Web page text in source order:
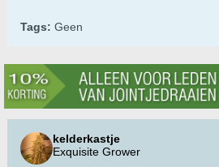
Tags: Geen
kelderkastje
Exquisite Grower